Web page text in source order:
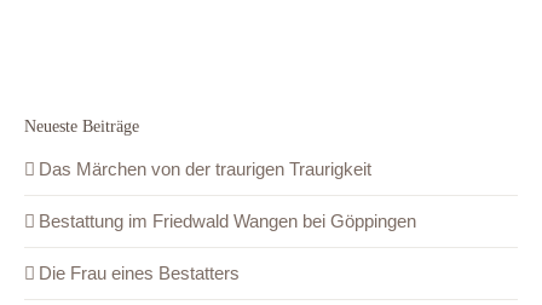
Neueste Beiträge
Das Märchen von der traurigen Traurigkeit
Bestattung im Friedwald Wangen bei Göppingen
Die Frau eines Bestatters